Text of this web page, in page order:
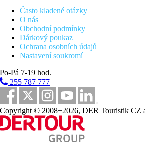
Vybrané alkoholické a
výroby (10.00 – 23.00 hod.)
Pláž
Od dlouhé světlé písečné pláže s
oddělen pouze nefrekventovanou
Lehátka, slunečníky a osušky zdarma.
nealkoholické nápoje).
Sportovní nabídka
Zdarma: tenis (tvrdý povrch,
minigolf, stolní tenis, pétanque,
volejbal a další sportovní aktivity
programů.
Za poplatek: biliár,
Často kladené otázky
O nás
Obchodní podmínky
Dárkový poukaz
Ochrana osobních údajů
Nastavení soukromí
Po-Pá 7-19 hod.
255 787 777
Copyright © 2008−2026, DER Touristik CZ